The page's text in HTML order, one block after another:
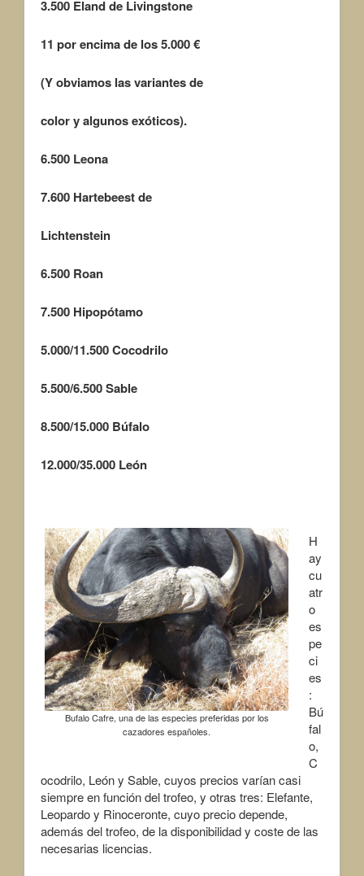
3.500 Eland de Livingstone
11 por encima de los 5.000 €
(Y obviamos las variantes de
color y algunos exóticos).
6.500 Leona
7.600 Hartebeest de
Lichtenstein
6.500 Roan
7.500 Hipopótamo
5.000/11.500Cocodrilo
5.500/6.500Sable
8.500/15.000 Búfalo
12.000/35.000 León
Bufalo Cafre, una de las especies preferidas por los
cazadores españoles.
H
ay
cu
atr
o
es
pe
ci
es
:
Bú
fal
o,
C
ocodrilo, León y Sable, cuyos precios varían casi
siempre en función del trofeo, y otras tres: Elefante,
Leopardo y Rinoceronte, cuyo precio depende,
además del trofeo, de la disponibilidad y coste de las
necesarias licencias.